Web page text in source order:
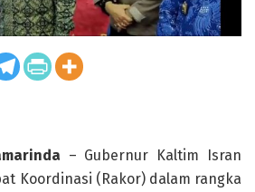
– Gubernur Kaltim Isran
Koordinasi (Rakor) dalam rangka